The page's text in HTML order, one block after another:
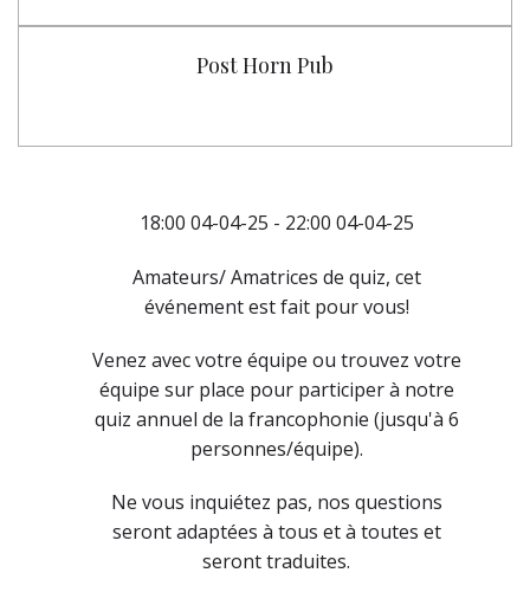
Post Horn Pub
18:00 04-04-25 - 22:00 04-04-25
Amateurs/ Amatrices de quiz, cet
événement est fait pour vous!
Venez avec votre équipe ou trouvez votre
équipe sur place pour participer à notre
quiz annuel de la francophonie (jusqu'à 6
personnes/équipe).
Ne vous inquiétez pas, nos questions
seront adaptées à tous et à toutes et
seront traduites.